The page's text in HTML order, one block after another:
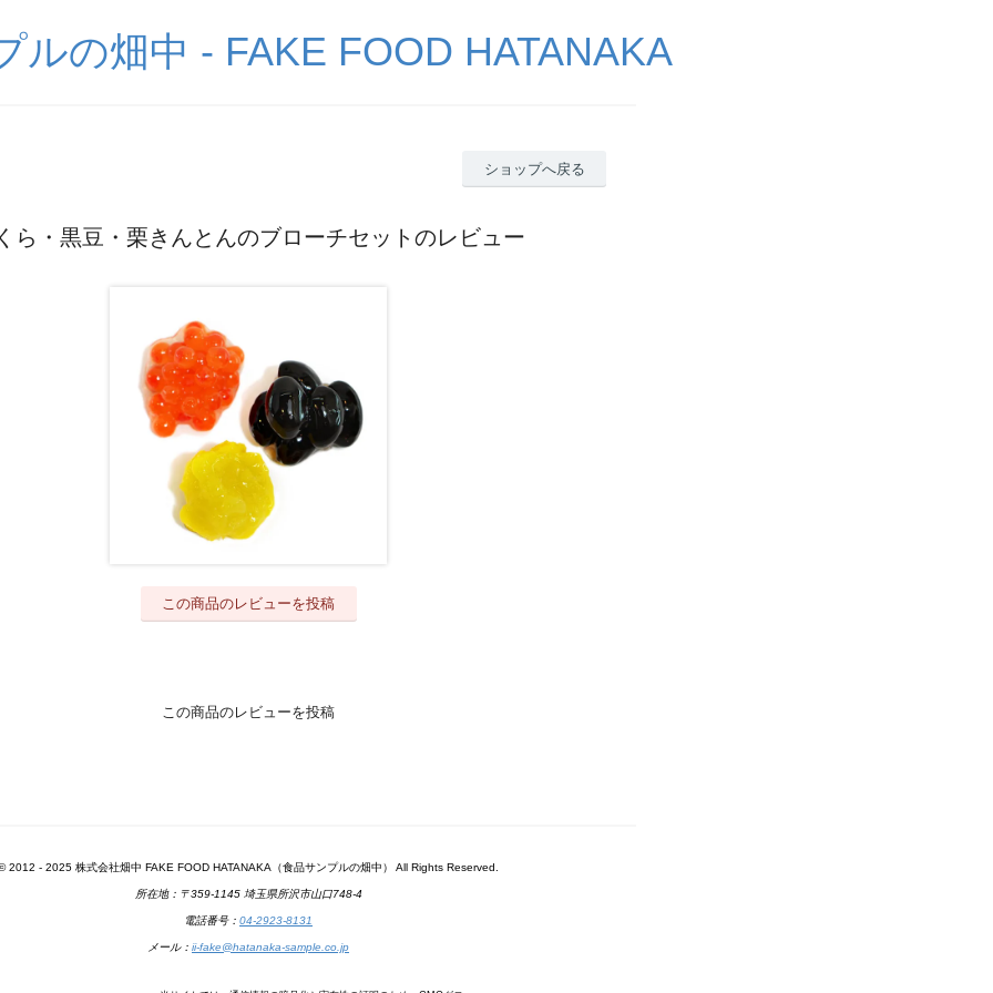
ルの畑中 - FAKE FOOD HATANAKA
ショップへ戻る
ら・黒豆・栗きんとんのブローチセットのレビュー
この商品のレビューを投稿
この商品のレビューを投稿
2012 - 2025 株式会社畑中 FAKE FOOD HATANAKA（食品サンプルの畑中） All Rights Reserved.
所在地：〒359-1145 埼玉県所沢市山口748-4
電話番号： 04-2923-8131
メール： ii-fake@hatanaka-sample.co.jp